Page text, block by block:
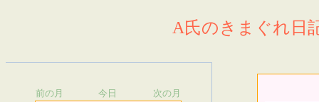
A氏のきまぐれ日
前の月 今日 次の月